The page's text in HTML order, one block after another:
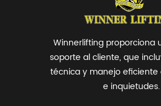
Winnerlifting proporciona
soporte al cliente, que
técnica y manejo eficiente
e inquietudes.